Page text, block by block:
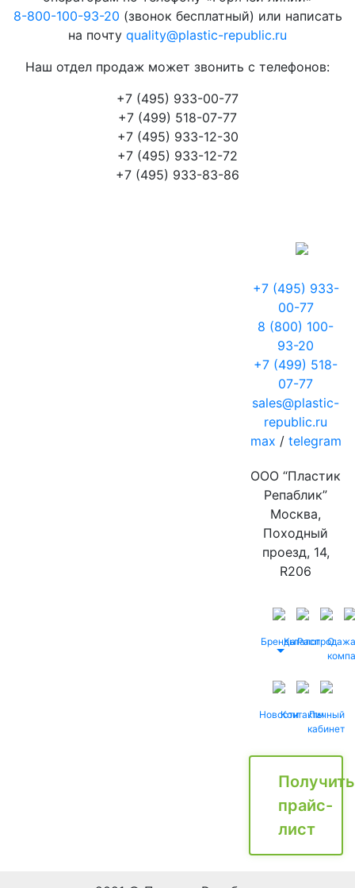
8-800-100-93-20 (звонок бесплатный) или написать
на почту quality@plastic-republic.ru
Наш отдел продаж может звонить с телефонов:
+7 (495) 933-00-77
+7 (499) 518-07-77
+7 (495) 933-12-30
+7 (495) 933-12-72
+7 (495) 933-83-86
+7 (495) 933-
00-77
8 (800) 100-
93-20
+7 (499) 518-
07-77
sales@plastic-
republic.ru
max / telegram
ООО “Пластик
Репаблик”
Москва,
Походный
проезд, 14,
R206
БрендыКаталог
Распродажа
О
НовостиКонтактыЛичный
кабинет
Получить
прайс-
лист